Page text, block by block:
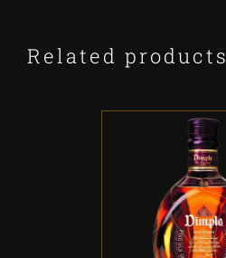
Related products
ADD TO CART /